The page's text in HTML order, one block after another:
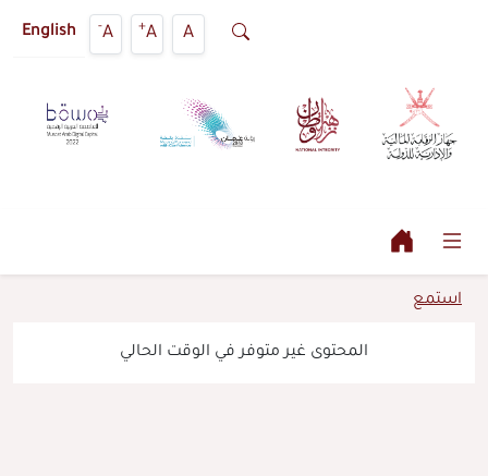
A
A
+
A
-
English
استمع
المحتوى غير متوفر في الوقت الحالي